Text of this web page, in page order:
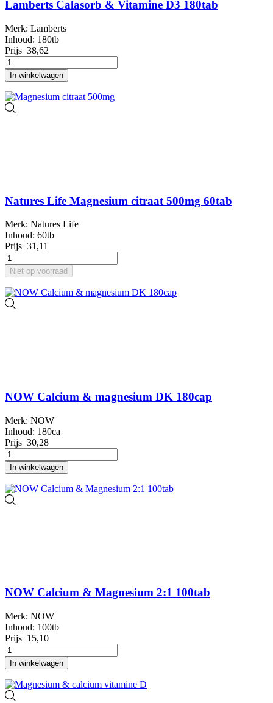
Lamberts Calasorb & Vitamine D3 180tab
Merk: Lamberts
Inhoud: 180tb
Prijs 38,62
In winkelwagen
Natures Life Magnesium citraat 500mg 60tab
Merk: Natures Life
Inhoud: 60tb
Prijs 31,11
Niet op voorraad
NOW Calcium & magnesium DK 180cap
Merk: NOW
Inhoud: 180ca
Prijs 30,28
In winkelwagen
NOW Calcium & Magnesium 2:1 100tab
Merk: NOW
Inhoud: 100tb
Prijs 15,10
In winkelwagen